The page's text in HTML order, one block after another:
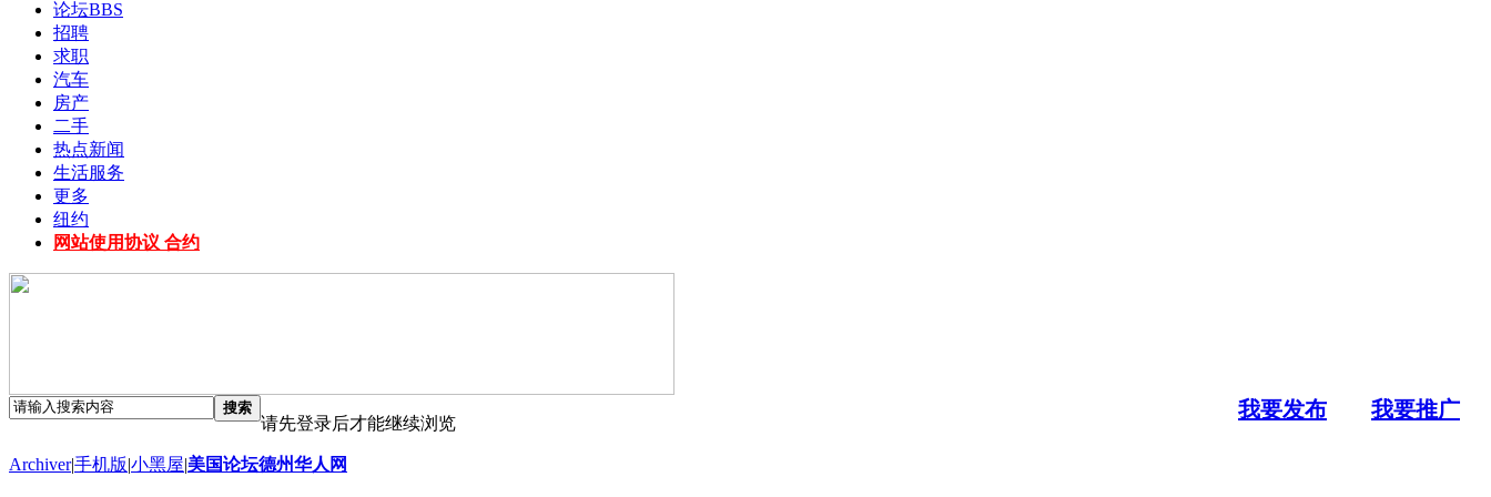
论坛BBS
招聘
求职
汽车
房产
二手
热点新闻
生活服务
更多
纽约
网站使用协议 合约
搜索 我要发布 我要推广
请先登录后才能继续浏览
Archiver|手机版|小黑屋|美国论坛德州华人网